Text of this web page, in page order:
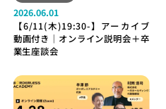
2026.06.01
【6/11(木)19:30-】アーカイブ
動画付き｜オンライン説明会＋卒
業生座談会